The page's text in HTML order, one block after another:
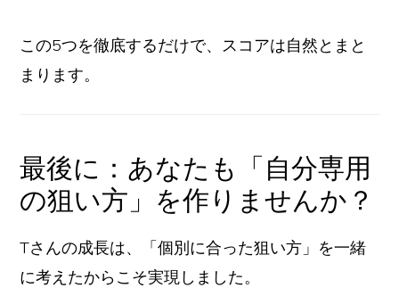
この5つを徹底するだけで、スコアは自然とまと
まります。
最後に：あなたも「自分専用
の狙い方」を作りませんか？
Tさんの成長は、「個別に合った狙い方」を一緒
に考えたからこそ実現しました。